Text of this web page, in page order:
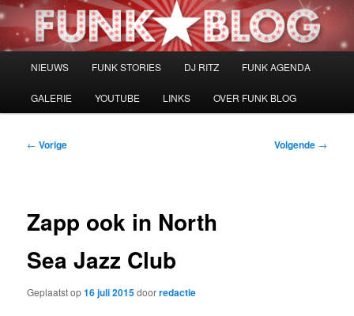
Spring
naar
NIEUWS FUNK STORIES DJ RITZ FUNK AGENDA
GALERIE YOUTUBE LINKS OVER FUNK BLOG
Bericht
← Vorige Volgende →
Zapp ook in North
Sea Jazz Club
Geplaatst op16 juli 2015doorredactie